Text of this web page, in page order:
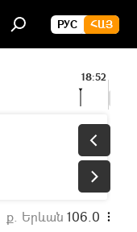
РУС ՀԱՅ
18:52
ք. Երևան 106.0